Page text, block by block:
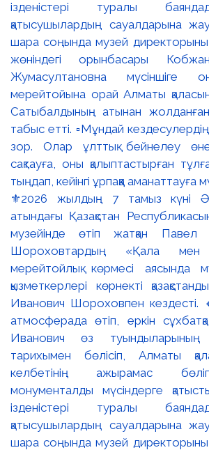
⚜️2026 жылдың 7 тамыз күні
атындағы Қазақстан
музейінде өтіп жатқан
Шороховтардың «Қала мен
мерейтойлық көрмесі аясында
қызметкерлері көрнекті
Иванович Шороховпен кездесті.
атмосферада өтіп, еркін
Иванович өз
тарихымен бөлісіп, Алматы
келбетінің ажырамас
монументалды мүсіндерге
ізденістері туралы
қатысушылардың сауалдарына
шара соңында музей